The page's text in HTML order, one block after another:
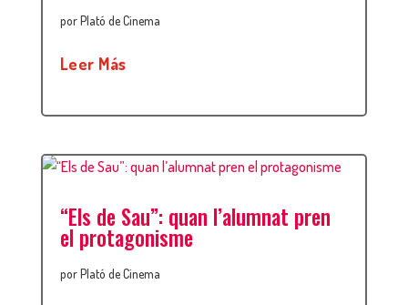
porPlató de Cinema
Leer Más
“Els de Sau”: quan l’alumnat pren
el protagonisme
porPlató de Cinema